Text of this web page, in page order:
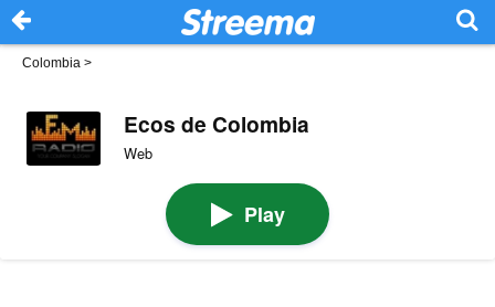
Colombia >
Ecos de Colombia
Web
Play